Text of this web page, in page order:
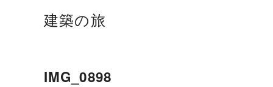
建築の旅
IMG_0898